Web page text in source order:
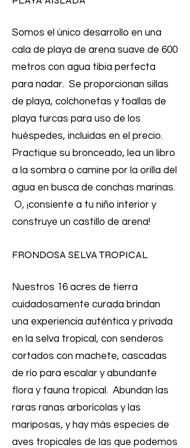
Somos el único desarrollo en una
cala de playa de arena suave de 600
metros con agua tibia perfecta
para nadar. Se proporcionan sillas
de playa, colchonetas y toallas de
playa turcas para uso de los
huéspedes, incluidas en el precio.
Practique su bronceado, lea un libro
a la sombra o camine por la orilla del
agua en busca de conchas marinas.
O, ¡consiente a tu niño interior y
construye un castillo de arena!
FRONDOSA SELVA TROPICAL
Nuestros 16 acres de tierra
cuidadosamente curada brindan
una experiencia auténtica y privada
en la selva tropical, con senderos
cortados con machete, cascadas
de río para escalar y abundante
flora y fauna tropical. Abundan las
raras ranas arborícolas y las
mariposas, y hay más especies de
aves tropicales de las que podemos